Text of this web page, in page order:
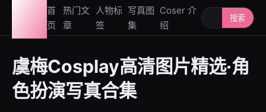
首
页
热门文
章
人物标
签
写真图
集
Coser 介
绍
搜索人物或写
搜索
虞梅Cosplay高清图片精选·角
色扮演写真合集